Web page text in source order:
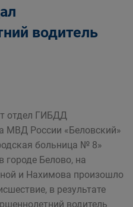
водитель
отдел ГИБДД
МВД России «Беловский»
больница № 8»
городе Белово, на
и Нахимова произошло
в результате
водитель